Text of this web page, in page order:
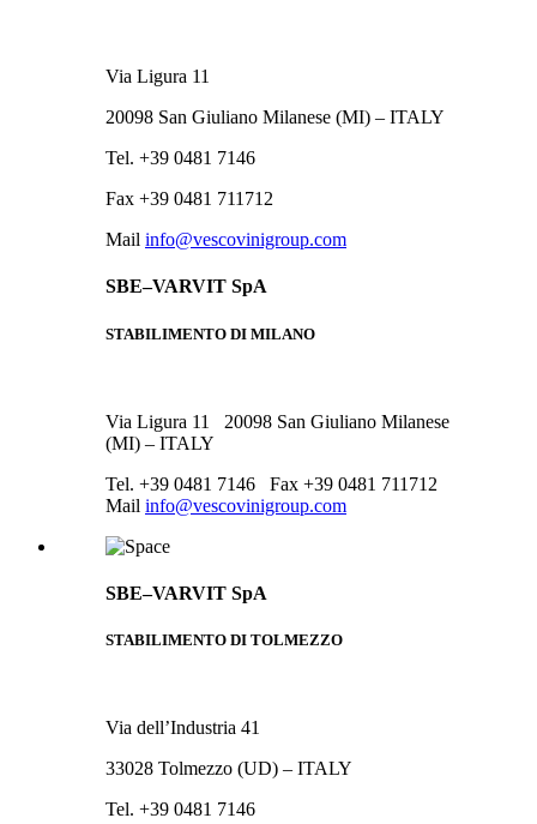
Via Ligura 11
20098 San Giuliano Milanese (MI) – ITALY
Tel. +39 0481 7146
Fax +39 0481 711712
Mail info@vescovinigroup.com
SBE–VARVIT SpA
STABILIMENTO DI MILANO
Via Ligura 11 20098 San Giuliano Milanese
(MI) – ITALY
Tel. +39 0481 7146 Fax +39 0481 711712
Mail info@vescovinigroup.com
SBE–VARVIT SpA
STABILIMENTO DI TOLMEZZO
Via dell’Industria 41
33028 Tolmezzo (UD) – ITALY
Tel. +39 0481 7146